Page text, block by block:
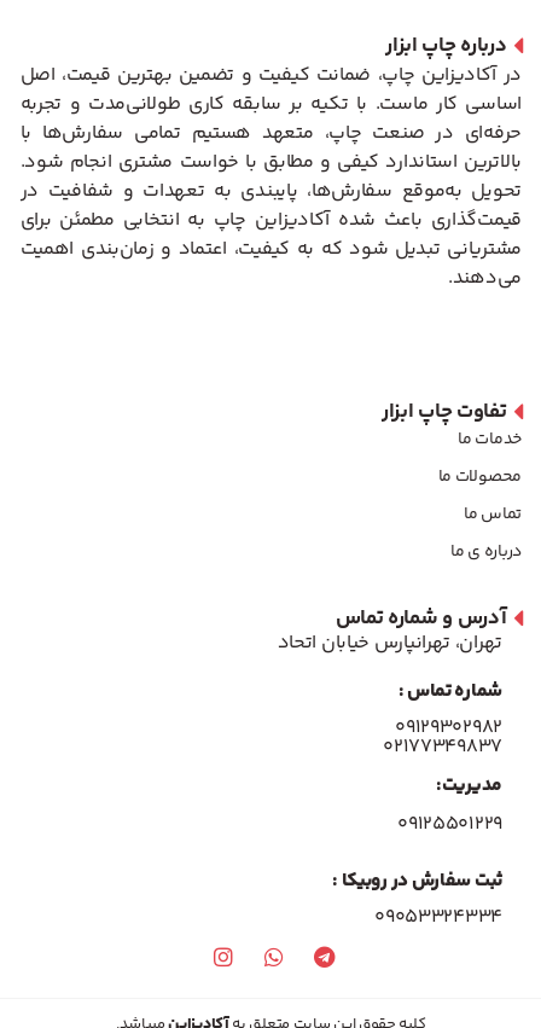
درباره چاپ ابزار
در آکادیزاین چاپ، ضمانت کیفیت و تضمین بهترین قیمت، اصل
اساسی کار ماست. با تکیه بر سابقه کاری طولانی‌مدت و تجربه
حرفه‌ای در صنعت چاپ، متعهد هستیم تمامی سفارش‌ها با
بالاترین استاندارد کیفی و مطابق با خواست مشتری انجام شود.
تحویل به‌موقع سفارش‌ها، پایبندی به تعهدات و شفافیت در
قیمت‌گذاری باعث شده آکادیزاین چاپ به انتخابی مطمئن برای
مشتریانی تبدیل شود که به کیفیت، اعتماد و زمان‌بندی اهمیت
می‌دهند.
تفاوت چاپ ابزار
خدمات ما
محصولات ما
تماس ما
درباره ی ما
آدرس و شماره تماس
تهران، تهرانپارس خیابان اتحاد
شماره تماس :
۰۹۱۲۹۳۰۲۹۸۲
۰۲۱۷۷۳۴۹۸۳۷
مدیریت:
۰۹۱۲۵۵۰۱۲۲۹
ثبت سفارش در روبیکا :
09053324334